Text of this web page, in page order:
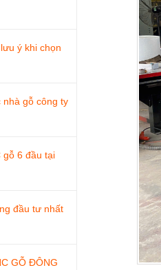
ý khi chọn
nhà gỗ công ty
gỗ 6 đầu tại
đầu tư nhất
GỖ ĐÔNG